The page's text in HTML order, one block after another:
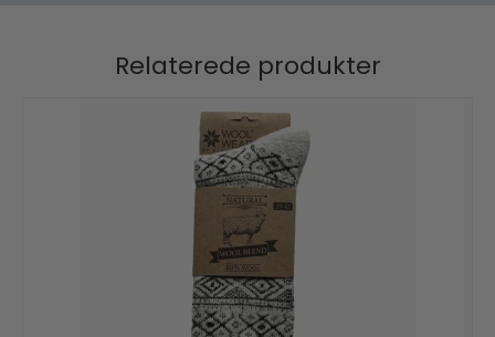
Relaterede produkter